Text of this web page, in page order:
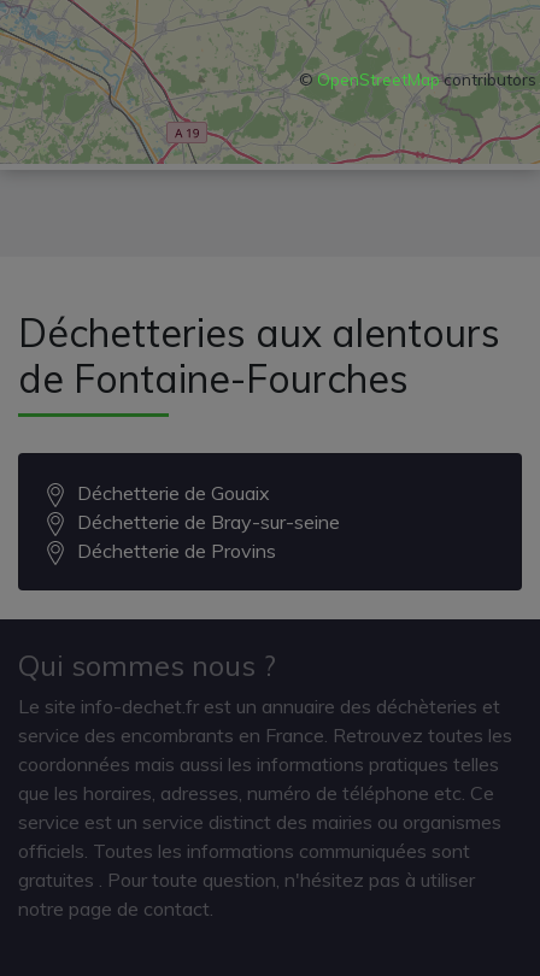
©OpenStreetMapcontributors
Déchetteries aux alentours
de Fontaine-Fourches
Déchetterie de Gouaix
Déchetterie de Bray-sur-seine
Déchetterie de Provins
Qui sommes nous ?
Le site info-dechet.fr est un annuaire des déchèteries et
service des encombrants en France. Retrouvez toutes les
coordonnées mais aussi les informations pratiques telles
que les horaires, adresses, numéro de téléphone etc. Ce
service est un service distinct des mairies ou organismes
officiels. Toutes les informations communiquées sont
gratuites
. Pour toute question, n'hésitez pas à utiliser
notre page de contact.